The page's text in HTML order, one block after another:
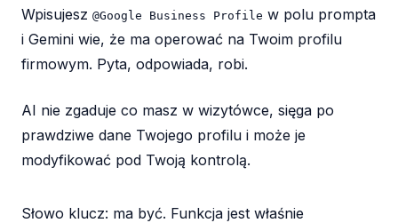
Wpisujesz @Google Business Profile w polu prompta
i Gemini wie, że ma operować na Twoim profilu
firmowym. Pyta, odpowiada, robi.
AI nie zgaduje co masz w wizytówce, sięga po
prawdziwe dane Twojego profilu i może je
modyfikować pod Twoją kontrolą.
Słowo klucz: ma być. Funkcja jest właśnie